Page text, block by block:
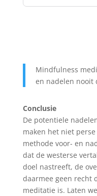
l
e
n
a
t
i
v
e
:
Mindfulness
en nadelen nooit
Conclusie
De potentiele
maken het niet
methode voor- en
dat de westerse
doel nastreeft, de
daarmee geen recht
meditatie is. Laten